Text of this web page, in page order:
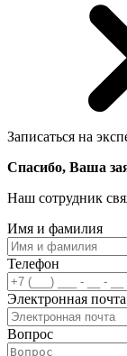
Записаться на
Спасибо, Ваша
Наш сотрудник
Имя и фамилия
Телефон
Электронная почта
Вопрос